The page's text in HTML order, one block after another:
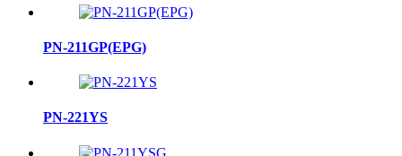
PN-211GP(EPG)
PN-221YS